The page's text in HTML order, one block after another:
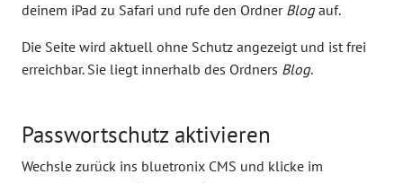
deinem iPad zu Safari und rufe den Ordner Blogauf.
Die Seite wird aktuell ohne Schutz angezeigt und ist frei
erreichbar. Sie liegt innerhalb des Ordners Blog.
Passwortschutz aktivieren
Wechsle zurück ins bluetronix CMS und klicke im